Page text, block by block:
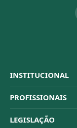
INSTITUCIONAL
Sistema CFBM
Quem Somos
PROFISSIONAIS
Habilitações
LEGISLAÇÃO